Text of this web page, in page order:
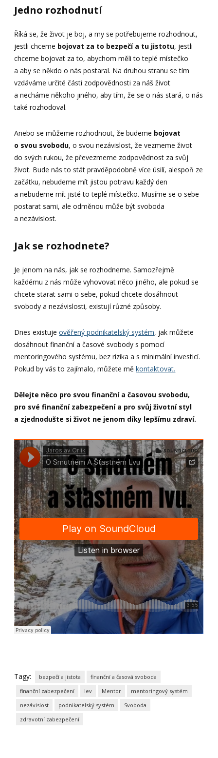
Jedno rozhodnutí
Říká se, že život je boj, a my se potřebujeme rozhodnout,
jestli chceme bojovat za to bezpečí a tu jistotu, jestli
chceme bojovat za to, abychom měli to teplé místečko
a aby se někdo o nás postaral. Na druhou stranu se tím
vzdáváme určité části zodpovědnosti za náš život
a necháme někoho jiného, aby tím, že se o nás stará, o nás
také rozhodoval.
Anebo se můžeme rozhodnout, že budeme bojovat
o svou svobodu, o svou nezávislost, že vezmeme život
do svých rukou, že převezmeme zodpovědnost za svůj
život. Bude nás to stát pravděpodobně více úsilí, alespoň ze
začátku, nebudeme mít jistou potravu každý den
a nebudeme mít jisté to teplé místečko. Musíme se o sebe
postarat sami, ale odměnou může být svoboda
a nezávislost.
Jak se rozhodnete?
Je jenom na nás, jak se rozhodneme. Samozřejmě
každému z nás může vyhovovat něco jiného, ale pokud se
chcete starat sami o sebe, pokud chcete dosáhnout
svobody a nezávislosti, existují různé způsoby.
Dnes existujeověřený podnikatelský systém, jak můžete
dosáhnout finanční a časové svobody s pomocí
mentoringového systému, bez rizika a s minimální investicí.
Pokud by vás to zajímalo, můžete měkontaktovat.
Dělejte něco pro svou finanční a časovou svobodu,
pro své finanční zabezpečení a pro svůj životní styl
a zjednodušte si život ne jenom díky lepšímu zdraví.
Tagy: bezpečí a jistota
finanční a časová svoboda
finanční zabezpečení
lev Mentor
mentoringový systém
nezávislost
podnikatelský systém
Svoboda
zdravotní zabezpečení